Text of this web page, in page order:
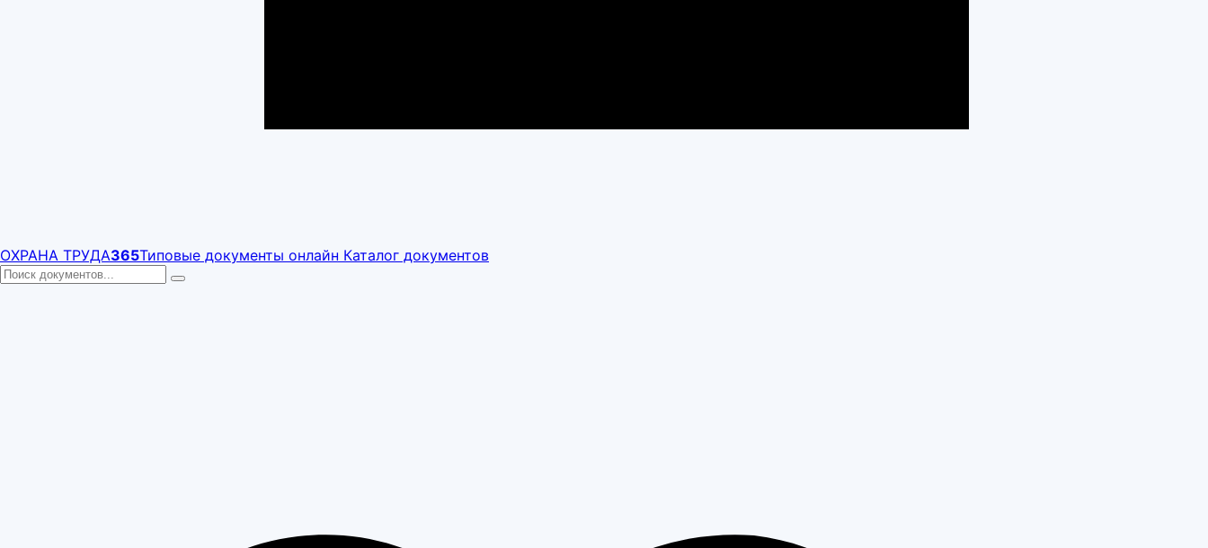
ОХРАНА ТРУДА365Типовые документы онлайн Каталог документов